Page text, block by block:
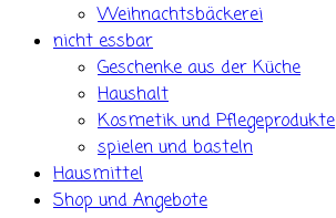
Weihnachtsbäckerei
nicht essbar
Geschenke aus der Küche
Haushalt
Kosmetik und Pflegeprodukte
spielen und basteln
Hausmittel
Shop und Angebote